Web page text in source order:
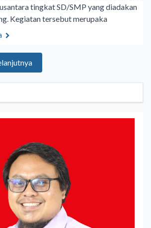
tingkat SD/SMP yang diadakan
Kegiatan tersebut merupaka